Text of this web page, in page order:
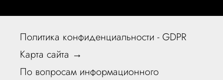
Политика конфиденциальности - GDPR
Карта сайта →
По вопросам информационного